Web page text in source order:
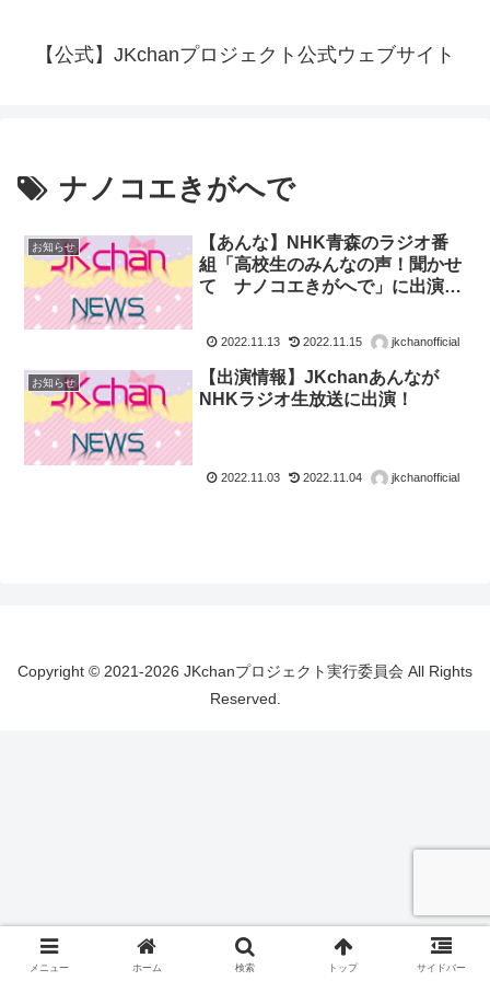
【公式】JKchanプロジェクト公式ウェブサイト
ナノコエきがへで
お知らせ
【あんな】NHK青森のラジオ番
組「高校生のみんなの声！聞かせ
て ナノコエきがへで」に出演し
2022.11.13 2022.11.15 jkchanofficial
お知らせ
【出演情報】JKchanあんなが
NHKラジオ生放送に出演！
2022.11.03 2022.11.04 jkchanofficial
Copyright © 2021-2026 JKchanプロジェクト実行委員会 All Rights
Reserved.
メニュー ホーム 検索 トップ サイドバー